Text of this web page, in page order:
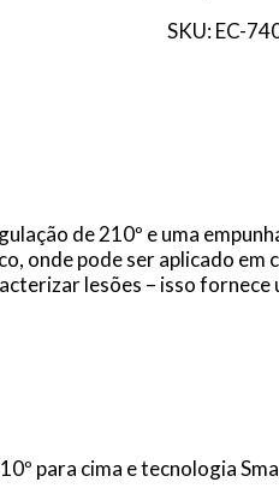
SKU:EC-
de 210º e uma
onde pode ser aplicado
lesões – isso
para cima e tecnologia